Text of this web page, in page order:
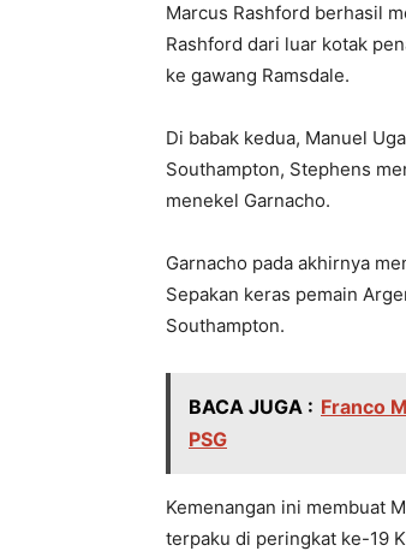
Marcus Rashford berhasil
Rashford dari luar kotak
ke gawang Ramsdale.
Di babak kedua, Manuel
Southampton, Stephens
menekel Garnacho.
Garnacho pada akhirnya
Sepakan keras pemain
Southampton.
BACA JUGA : Franco
PSG
Kemenangan ini membuat
terpaku di peringkat ke-19